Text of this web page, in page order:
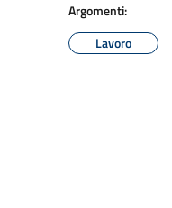
Argomenti:
Lavoro